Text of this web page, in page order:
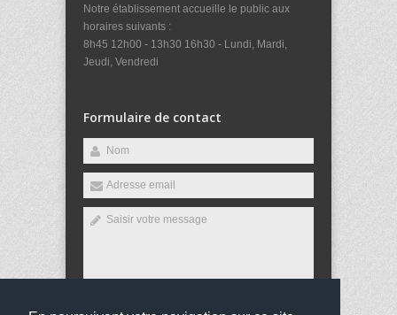
Notre établissement accueille le public aux
horaires suivants :
8h45 12h00 - 13h30 16h30 - Lundi, Mardi,
Jeudi, Vendredi
Formulaire de contact